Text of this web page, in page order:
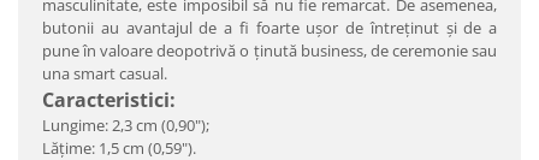
masculinitate, este imposibil să nu fie remarcat. De asemenea,
butonii au avantajul de a fi foarte uşor de întreţinut şi de a
pune în valoare deopotrivă o ţinută business, de ceremonie sau
una smart casual.
Caracteristici:
Lungime: 2,3 cm (0,90");
Lăţime: 1,5 cm (0,59").